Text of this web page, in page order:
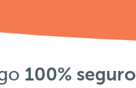
100% seguro